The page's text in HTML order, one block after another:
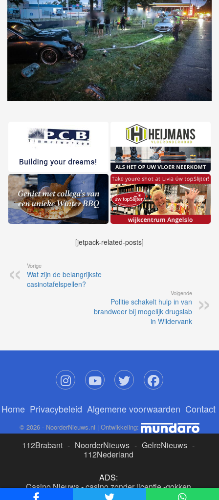
[jetpack-related-posts]
Vorige
Wat zijn de belangrijkste
casinotafelspellen?
Volgende
Politie schakelt hulp in van
brandweer bij mogelijk drugslab
in Wildervank
Home Privacybeleid Algemene voorwaarden Contact
© 2026 - NoorderNieuws.nl | Ontwikkeling:
112Brabant - NoorderNieuws - GelreNieuws -
112Nederland
ADS:
Casino Nieuws-casino zonder licentie-gokken
buitenlandse site
beste online casino nederland